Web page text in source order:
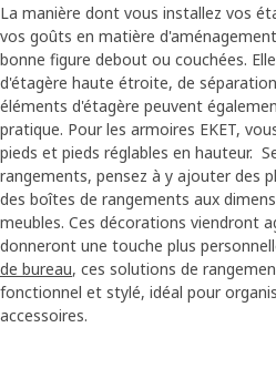
La manière dont vous installez vos
vos goûts en matière
bonne figure debout ou couchées.
d'étagère haute étroite, de
éléments d'étagère peuvent
pratique. Pour les armoires EKET,
pieds et pieds réglables en hauteur.
rangements, pensez à y ajouter des
des boîtes de rangements aux
meubles. Ces décorations viendront
donneront une touche plus
de bureau, ces solutions de
fonctionnel et stylé, idéal pour
accessoires.